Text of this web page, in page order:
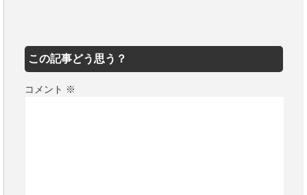
この記事どう思う？
コメント ※